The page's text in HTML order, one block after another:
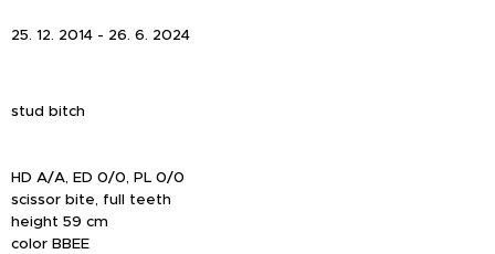
25. 12. 2014 - 26. 6. 2024
stud bitch
HD A/A, ED 0/0, PL 0/0
scissor bite, full teeth
height 59 cm
color BBEE